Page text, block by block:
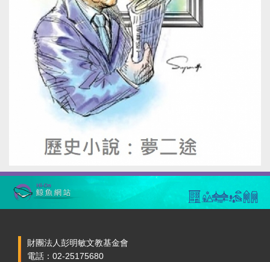
財團法人彭明敏文教基金會
電話：02-25175680